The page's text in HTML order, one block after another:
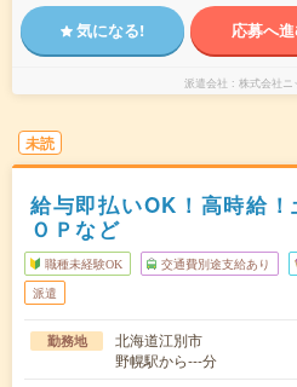
気になる! 応募へ
派遣会社 株式会社ニ
未読
給与即払いOK！高時給
ＯＰなど
職種未経験OK 交通費別途支給あり
派遣
勤務地
北海道江別市
野幌駅から---分